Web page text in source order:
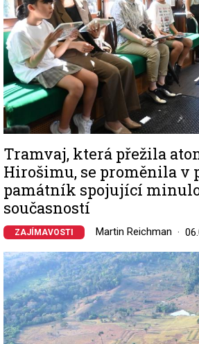
Tramvaj, která přežila
Hirošimu, se proměnila v
památník spojující
současností
ZAJÍMAVOSTI Martin Reichman
Image